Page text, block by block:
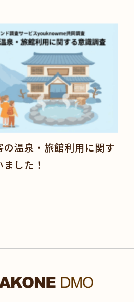
温泉・旅館利用に関す
した！